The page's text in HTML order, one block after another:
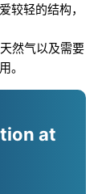
较轻的结构，
然气以及需要
。
at